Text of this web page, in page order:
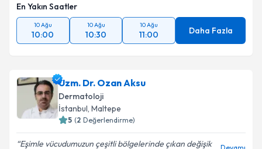
En Yakın Saatler
10 Ağu
10:00
10 Ağu
10:30
10 Ağu
11:00 Daha Fazla
Uzm. Dr. Ozan Aksu
Dermatoloji
İstanbul, Maltepe
5 (2 Değerlendirme)
Eşimle vücudumuzun çeşitli bölgelerinde çıkan değişik